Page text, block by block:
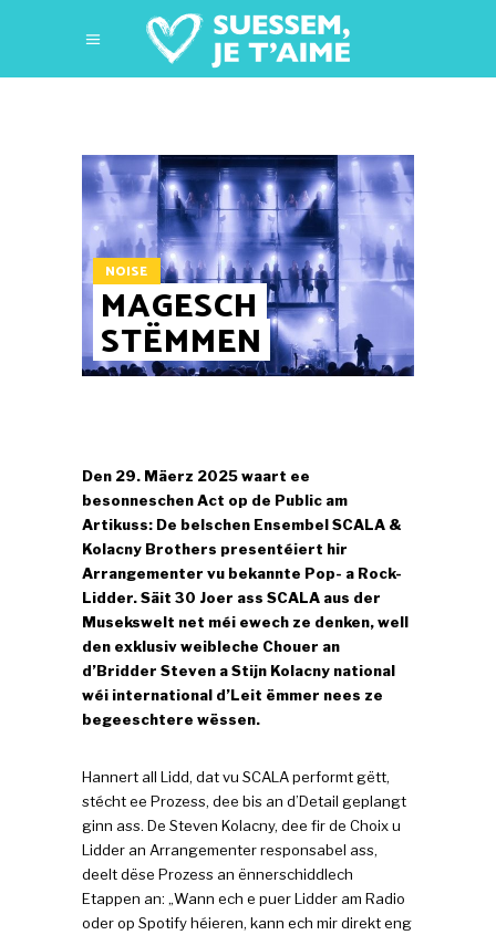
NOISE
MAGESCH
STËMMEN
Den 29. Mäerz 2025 waart ee
besonneschen Act op de Public am
Artikuss: De belschen Ensembel SCALA &
Kolacny Brothers presentéiert hir
Arrangementer vu bekannte Pop- a Rock-
Lidder. Säit 30 Joer ass SCALA aus der
Musekswelt net méi ewech ze denken, well
den exklusiv weibleche Chouer an
d’Bridder Steven a Stijn Kolacny national
wéi international d’Leit ëmmer nees ze
begeeschtere wëssen.
Hannert all Lidd, dat vu SCALA performt gëtt,
stécht ee Prozess, dee bis an d’Detail geplangt
ginn ass. De Steven Kolacny, dee fir de Choix u
Lidder an Arrangementer responsabel ass,
deelt dëse Prozess an ënnerschiddlech
Etappen an: „Wann ech e puer Lidder am Radio
oder op Spotify héieren, kann ech mir direkt eng